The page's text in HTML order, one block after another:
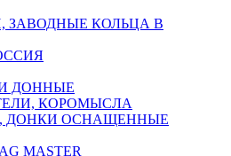
ЗАВОДНЫЕ КОЛЬЦА В
ДОННЫЕ
КОРОМЫСЛА
ДОНКИ ОСНАЩЕННЫЕ
MASTER